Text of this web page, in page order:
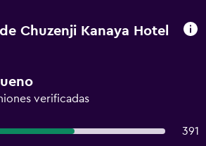
Chuzenji Kanaya Hotel
verificadas
391